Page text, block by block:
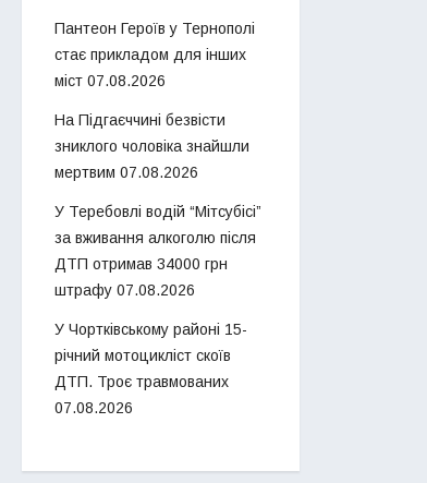
Пантеон Героїв у Тернополі
стає прикладом для інших
міст 07.08.2026
На Підгаєччині безвісти
зниклого чоловіка знайшли
мертвим 07.08.2026
У Теребовлі водій “Мітсубісі”
за вживання алкоголю після
ДТП отримав 34000 грн
штрафу 07.08.2026
У Чортківському районі 15-
річний мотоцикліст скоїв
ДТП. Троє травмованих
07.08.2026